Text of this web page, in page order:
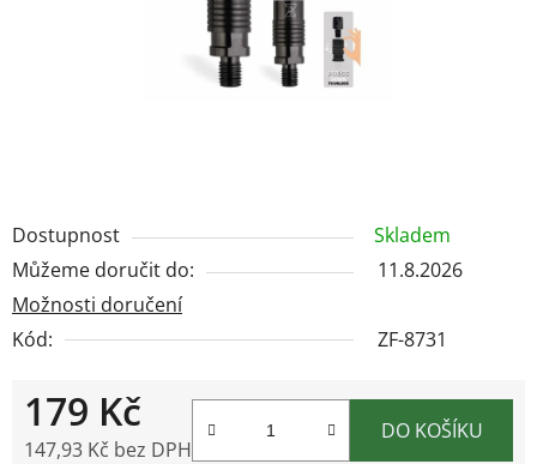
Dostupnost
Skladem
Můžeme doručit do:
11.8.2026
Možnosti doručení
Kód:
ZF-8731
179 Kč
147,93 Kč bez DPH
DO KOŠÍKU